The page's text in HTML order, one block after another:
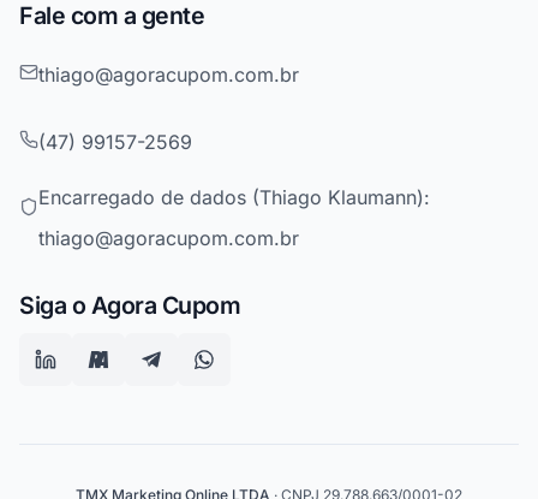
Fale com a gente
thiago@agoracupom.com.br
(47) 99157-2569
Encarregado de dados (Thiago Klaumann):
thiago@agoracupom.com.br
Siga o Agora Cupom
TMX Marketing Online LTDA · CNPJ 29.788.663/0001-02